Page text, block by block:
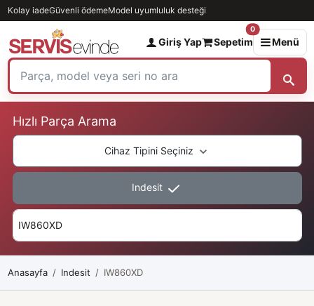
Kolay iadeGüvenli ödemeModel uyumluluk desteği
Giriş Yap Sepetim
0
Menü
Hızlı Parça Arama
Cihaz Tipini Seçiniz
Indesit
Anasayfa Indesit IW860XD